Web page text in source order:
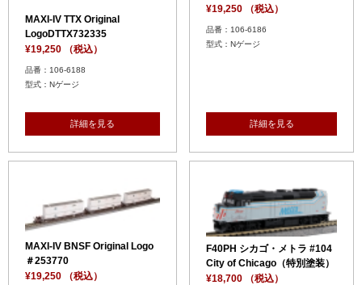
MAXI-IV TTX Original
LogoDTTX732335
¥19,250 （税込）
品番：106-6188
型式：Nゲージ
詳細を見る
¥19,250 （税込）
品番：106-6186
型式：Nゲージ
詳細を見る
MAXI-IV BNSF Original Logo
＃253770
¥19,250 （税込）
F40PH シカゴ・メトラ #104
City of Chicago（特別塗装）
¥18,700 （税込）